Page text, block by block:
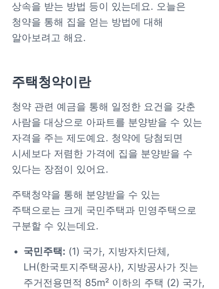
상속을 받는 방법 등이 있는데요. 오늘은
청약을 통해 집을 얻는 방법에 대해
알아보려고 해요.
주택청약이란
청약 관련 예금을 통해 일정한 요건을 갖춘
사람을 대상으로 아파트를 분양받을 수 있는
자격을 주는 제도예요. 청약에 당첨되면
시세보다 저렴한 가격에 집을 분양받을 수
있다는 장점이 있어요.
주택청약을 통해 분양받을 수 있는
주택으로는 크게 국민주택과 민영주택으로
구분할 수 있는데요.
국민주택: (1) 국가, 지방자치단체,
LH(한국토지주택공사), 지방공사가 짓는
주거전용면적 85m² 이하의 주택 (2) 국가,